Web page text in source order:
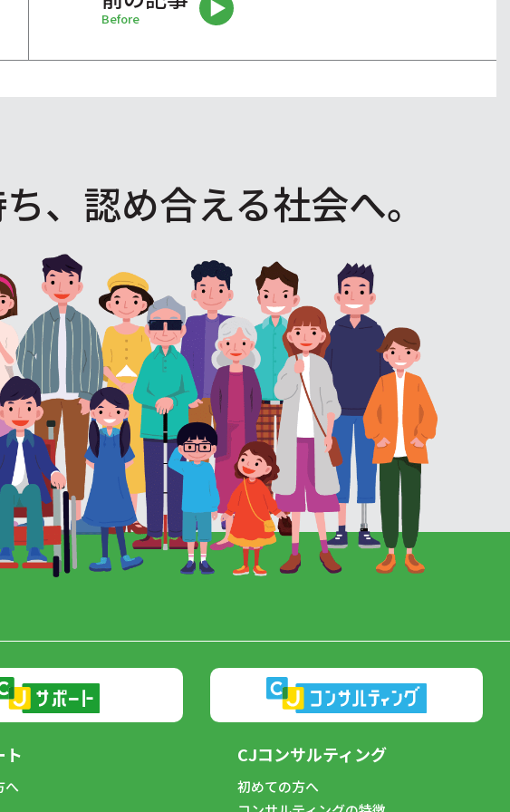
Before
、認め合える社会へ。
ト
へ
CJコンサルティング
初めての方へ